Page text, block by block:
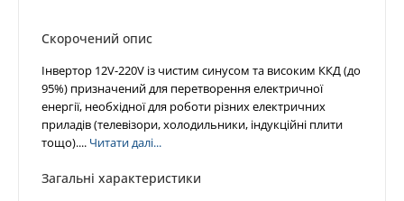
Скорочений опис
Інвертор 12V-220V із чистим синусом та високим ККД (до
95%) призначений для перетворення електричної
енергії, необхідної для роботи різних електричних
приладів (телевізори, холодильники, індукційні плити
тощо).... Читати далі...
Загальні характеристики